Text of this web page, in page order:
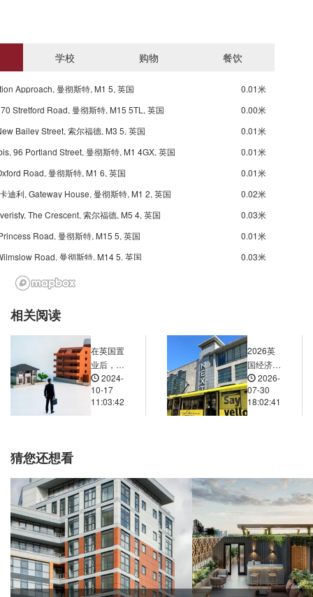
学校 购物 餐饮
Approach, 曼彻斯特, M1 5, 英国
0.01米
Stretford Road, 曼彻斯特, M15 5TL, 英国
0.00米
Bailey Street, 索尔福德, M3 5, 英国
0.01米
96 Portland Street, 曼彻斯特, M1 4GX, 英国
0.01米
Road, 曼彻斯特, M1 6, 英国
0.01米
迪利, Gateway House, 曼彻斯特, M1 2, 英国
0.02米
The Crescent, 索尔福德, M5 4, 英国
0.03米
Road, 曼彻斯特, M15 5, 英国
0.01米
Road, 曼彻斯特, M14 5, 英国
0.03米
Crescent, 索尔福德, M5 4, 英国
Withington Road, 曼彻斯特, M16 8, 英国
Gateway House, 曼彻斯特, M60 7, 英国
0.02米
Wilbraham Road, 曼彻斯特, M21 0AG, 英国
0.04米
Bus Station, Major Street, 曼彻斯特, M1 3, 英国
0.01米
Police Station, Bootle Street, 曼彻斯特, M3 4, 英国
0.01米
Square, 曼彻斯特, M2 7, 英国
维多利亚曼彻斯特, Victoria Station Approach, 曼彻斯特, M3 1NZ, 英国
0.02米
0.02米
273 Upper Brook Street, 曼彻斯特, M13 0, 英国
0.03米
23 New Bailey Street, 索尔福德, M3 5, 英国
0.01米
Cross Street, 曼彻斯特, M2 4JN, 英国
0.01米
96 Portland Street, 曼彻斯特, M1 4GX, 英国
0.01米
相关阅读
在英国置
业后，如
何办理房
产的过户
手续？需
2024-
10-17
11:03:42
2026英
国经济与
楼市最新
分析：市
场进入新
2026-
07-30
18:02:41
猜您还想看